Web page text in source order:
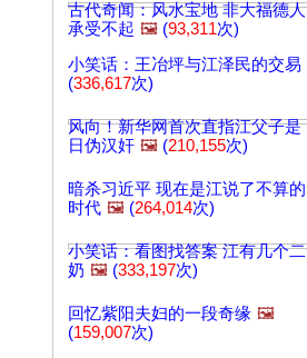
古代奇闻：风水宝地 非大福德人
承受不起 🖼️ (93,311次)
小笑话：王冶坪与江泽民的交易
(336,617次)
风向！新华网首次直指江父子是
日伪汉奸 🖼️ (210,155次)
暗杀习近平 现在是江说了不算的
时代 🖼️ (264,014次)
小笑话：看图找答案 江有几个二
奶 🖼️ (333,197次)
回忆紫阳夫妇的一段奇缘 🖼️
(159,007次)